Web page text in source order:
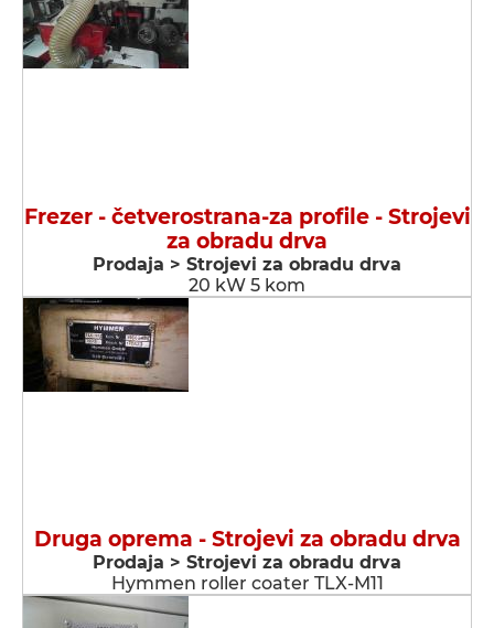
Frezer - četverostrana-za profile - Strojevi
za obradu drva
Prodaja > Strojevi za obradu drva
20 kW 5 kom
Druga oprema - Strojevi za obradu drva
Prodaja > Strojevi za obradu drva
Hymmen roller coater TLX-M11